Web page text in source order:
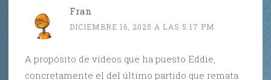
Fran
DICIEMBRE 16, 2025 A LAS 5:17 PM
A propósito de vídeos que ha puesto Eddie,
concretamente el del último partido que remata